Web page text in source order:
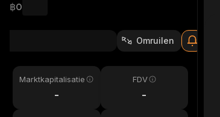
฿0
Omruilen
Marktkapitalisatie
-
FDV
-